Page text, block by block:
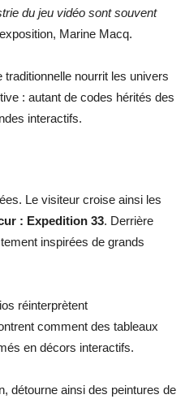
du jeu vidéo sont souvent
Marine Macq.
nourrit les univers
: autant de codes hérités des
interactifs.
Le visiteur croise ainsi les
: Expedition 33. Derrière
inspirées de grands
réinterprètent
comment des tableaux
en décors interactifs.
détourne ainsi des peintures de